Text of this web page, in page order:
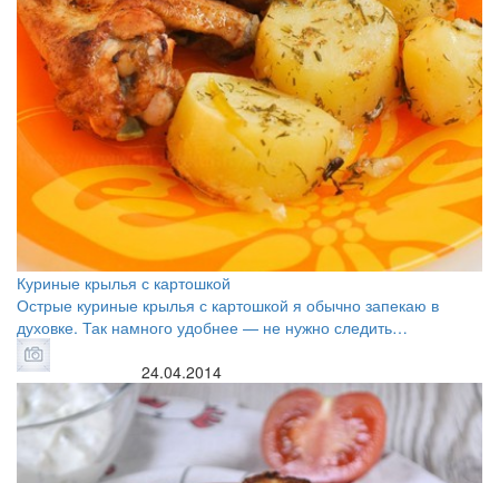
Куриные крылья с картошкой
Острые куриные крылья с картошкой я обычно запекаю в
духовке. Так намного удобнее — не нужно следить…
24.04.2014